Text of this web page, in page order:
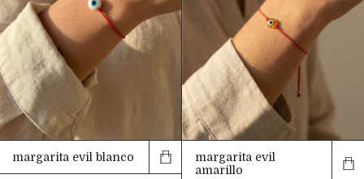
margarita evil blanco
margarita evil
amarillo